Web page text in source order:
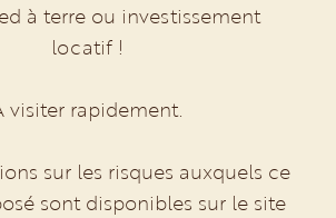
à terre ou investissement
locatif !
visiter rapidement.
sur les risques auxquels ce
sont disponibles sur le site